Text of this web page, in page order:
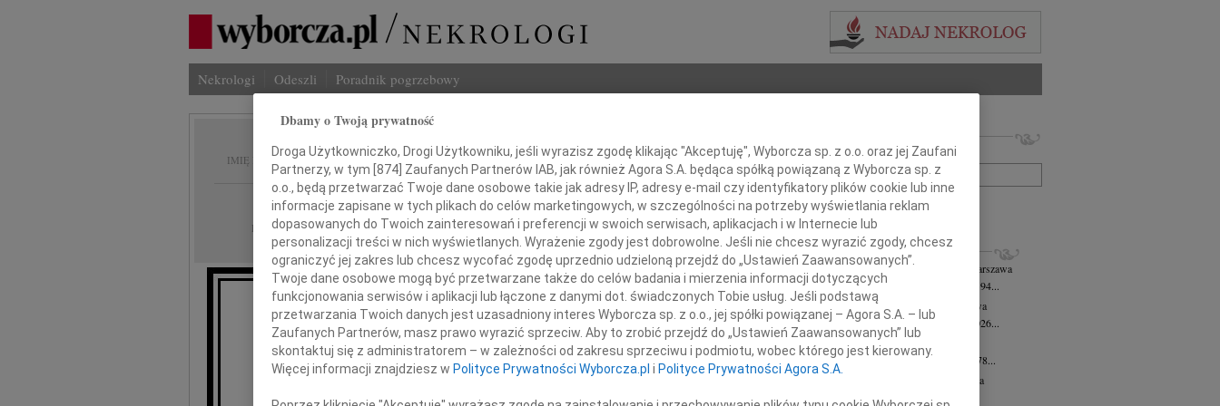
Nekrologi Odeszli Poradnik pogrzebowy
IMIĘ I NAZWISKO: Ryszard Myśliński
REGION: Warszawa
DATA EMISJI: 19.05.2026
9 maja 2026 roku zmarł w wieku 84 lat
Imię i nazwisko lub numer ogłoszenia:
+ szukanie zaawansowane
INNE NEKROLOGI
Jerzy Downarowicz wiek: 94
Warszawa
W dniu 1 sierpnia 2026 roku zmarł w wieku 94...
Krystyna Czerny-Latek
Warszawa
Z żalem zawiadamiamy, że dnia 3 sierpnia 2026...
Ewa Wolińska-Witort
W dniu 31 lipca 2026 roku zmarła w wieku 78...
Małgorzata Kościelska
Warszawa
Z wielkim bólem zawiadamiamy, że 3...
Dbamy o Twoją prywatność
Droga Użytkowniczko, Drogi Użytkowniku, jeśli wyrazisz zgodę klikając "Akceptuję", Wyborcza sp. z o.o. oraz jej Zaufani
Partnerzy, w tym [874] Zaufanych Partnerów IAB, jak również Agora S.A. będąca spółką powiązaną z Wyborcza sp. z
o.o., będą przetwarzać Twoje dane osobowe takie jak adresy IP, adresy e-mail czy identyfikatory plików cookie lub inne
informacje zapisane w tych plikach do celów marketingowych, w szczególności na potrzeby wyświetlania reklam
dopasowanych do Twoich zainteresowań i preferencji w swoich serwisach, aplikacjach i w Internecie lub
personalizacji treści w nich wyświetlanych. Wyrażenie zgody jest dobrowolne. Jeśli nie chcesz wyrazić zgody, chcesz
ograniczyć jej zakres lub chcesz wycofać zgodę uprzednio udzieloną przejdź do „Ustawień Zaawansowanych”.
Twoje dane osobowe mogą być przetwarzane także do celów badania i mierzenia informacji dotyczących
funkcjonowania serwisów i aplikacji lub łączone z danymi dot. świadczonych Tobie usług. Jeśli podstawą
przetwarzania Twoich danych jest uzasadniony interes Wyborcza sp. z o.o., jej spółki powiązanej – Agora S.A. – lub
Zaufanych Partnerów, masz prawo wyrazić sprzeciw. Aby to zrobić przejdź do „Ustawień Zaawansowanych” lub
skontaktuj się z administratorem – w zależności od zakresu sprzeciwu i podmiotu, wobec którego jest kierowany.
Więcej informacji znajdziesz w Polityce Prywatności Wyborcza.pl i Polityce Prywatności Agora S.A.